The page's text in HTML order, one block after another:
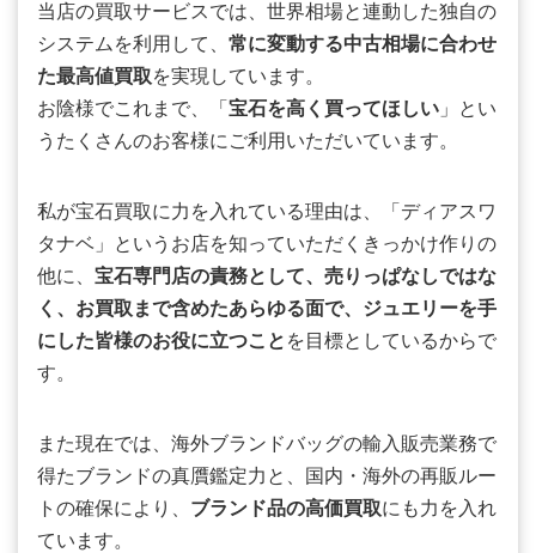
当店の買取サービスでは、世界相場と連動した独自の
システムを利用して、 常に変動する中古相場に合わせ
た最高値買取を実現しています。
お陰様でこれまで、「 宝石を高く買ってほしい 」とい
うたくさんのお客様にご利用いただいています。
私が宝石買取に力を入れている理由は、「ディアスワ
タナベ」というお店を知っていただくきっかけ作りの
他に、 宝石専門店の責務として、売りっぱなしではな
く、お買取まで含めたあらゆる面で、ジュエリーを手
にした皆様のお役に立つこと を目標としているからで
す。
また現在では、海外ブランドバッグの輸入販売業務で
得たブランドの真贋鑑定力と、国内・海外の再販ルー
トの確保により、 ブランド品の高価買取にも力を入れ
ています。